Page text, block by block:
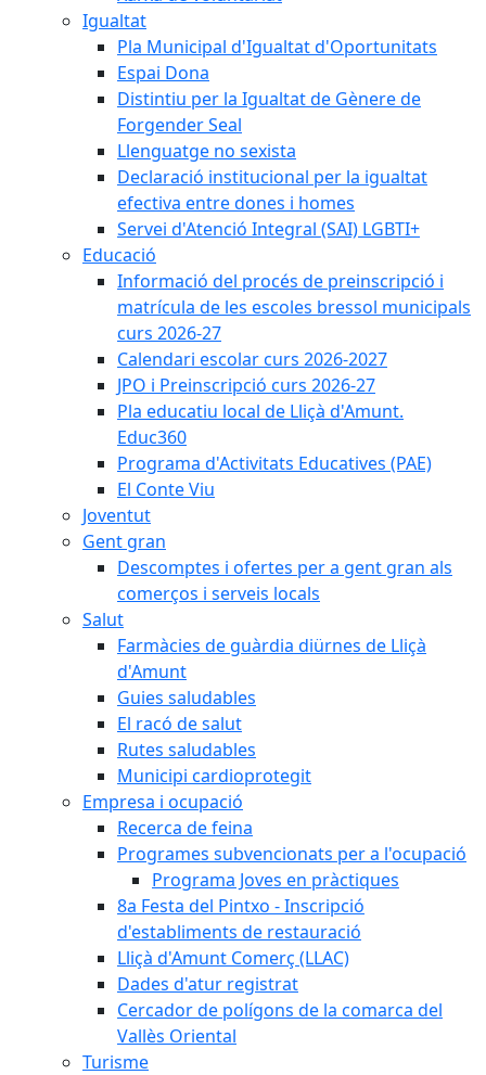
Igualtat
Pla Municipal d'Igualtat d'Oportunitats
Espai Dona
Distintiu per la Igualtat de Gènere de
Forgender Seal
Llenguatge no sexista
Declaració institucional per la igualtat
efectiva entre dones i homes
Servei d'Atenció Integral (SAI) LGBTI+
Educació
Informació del procés de preinscripció i
matrícula de les escoles bressol municipals
curs 2026-27
Calendari escolar curs 2026-2027
JPO i Preinscripció curs 2026-27
Pla educatiu local de Lliçà d'Amunt.
Educ360
Programa d'Activitats Educatives (PAE)
El Conte Viu
Joventut
Gent gran
Descomptes i ofertes per a gent gran als
comerços i serveis locals
Salut
Farmàcies de guàrdia diürnes de Lliçà
d'Amunt
Guies saludables
El racó de salut
Rutes saludables
Municipi cardioprotegit
Empresa i ocupació
Recerca de feina
Programes subvencionats per a l'ocupació
Programa Joves en pràctiques
8a Festa del Pintxo - Inscripció
d'establiments de restauració
Lliçà d'Amunt Comerç (LLAC)
Dades d'atur registrat
Cercador de polígons de la comarca del
Vallès Oriental
Turisme